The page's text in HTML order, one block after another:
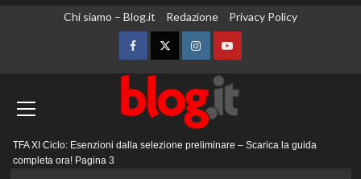
Chi siamo – Blog.it Redazione Privacy Policy
FacebookTwitterInstagramYouTube
principale
TFA XI Ciclo: Esenzioni dalla selezione preliminare – Scarica la guida
completa ora! Pagina 3